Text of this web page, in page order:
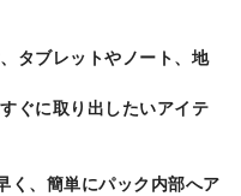
タブレットやノート、地
ぐに取り出したいアイテ
く、簡単にパック内部へア